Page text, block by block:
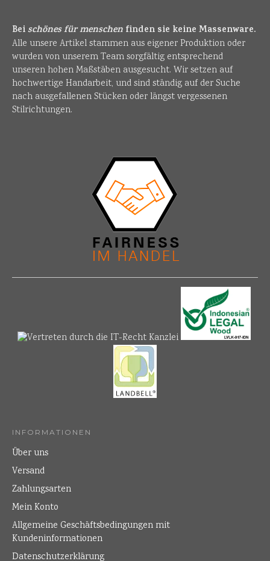
Beischönes für menschen finden sie keine Massenware.
Alle unsere Artikel stammen aus eigener Produktion oder
wurden von unserem Team sorgfältig entsprechend
unseren hohen Maßstäben ausgesucht. Wir setzen auf
hochwertige Handarbeit, und sind ständig auf der Suche
nach ausgefallenen Stücken oder längst vergessenen
Stilrichtungen.
INFORMATIONEN
Über uns
Versand
Zahlungsarten
Mein Konto
Allgemeine Geschäftsbedingungen mit
Kundeninformationen
Datenschutzerklärung